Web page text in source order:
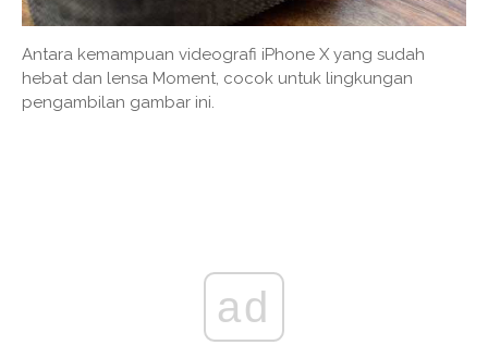
Antara kemampuan videografi iPhone X yang sudah
hebat dan lensa Moment, cocok untuk lingkungan
pengambilan gambar ini.
ad